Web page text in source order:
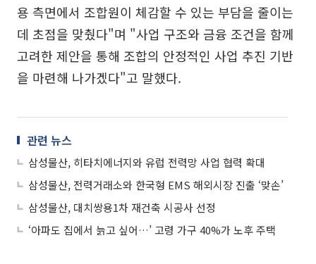
용 측면에서 조합원이 체감할 수 있는 부담을 줄이는
데 초점을 맞췄다"며 "사업 구조와 금융 조건을 함께
고려한 제안을 통해 조합의 안정적인 사업 추진 기반
을 마련해 나가겠다"고 말했다.
관련 뉴스
삼성물산, 히타치에너지와 유럽 전력망 사업 협력 확대
삼성물산, 전력거래소와 한국형 EMS 해외시장 진출 ‘맞손’
삼성물산, 대치쌍용1차 재건축 시공사 선정
‘아파도 집에서 늙고 싶어…’ 고령 가구 40%가 노후 주택